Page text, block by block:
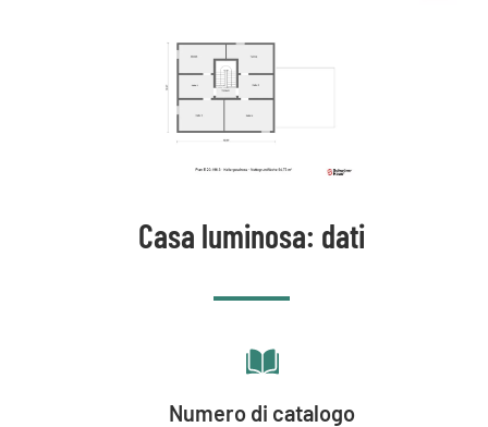
Casa luminosa: dati
Numero di catalogo